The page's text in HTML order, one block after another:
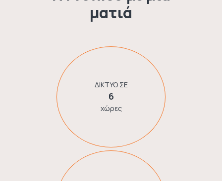
ματιά
ΔΙΚΤΥΟ ΣΕ
6
χώρες